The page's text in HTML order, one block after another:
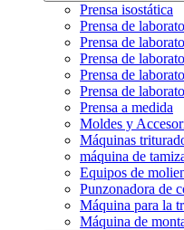
Prensa isostática
Prensa de
Prensa de
Prensa de
Prensa de
Prensa de
Prensa a medida
Moldes y
Máquinas
máquina de
Equipos de
Punzonadora de
Máquina para la
Máquina de